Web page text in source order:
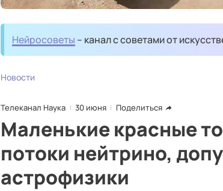
Нейросоветы – канал с советами от
Новости
Телеканал Наука 30 июня Поделиться
Маленькие красные
потоки нейтрино,
астрофизики